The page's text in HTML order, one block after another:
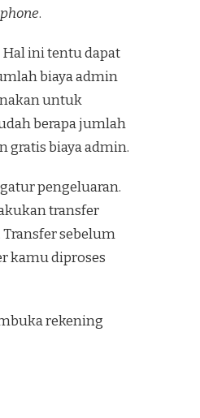
.
ini tentu dapat
biaya admin
untuk
berapa jumlah
gratis biaya admin.
pengeluaran.
transfer
sebelum
kamu diproses
rekening